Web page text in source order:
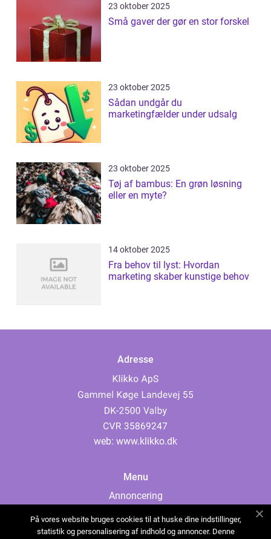
23 oktober 2025
Små gaver der gør en stor forskel
23 oktober 2025
Sådan undgår du
marketingfælder under udsalg
23 oktober 2025
Tøj af bambus: En grøn løsning
eller en myte?
14 oktober 2025
Fra behov til lyst: Hvordan
marketing skaber kunstige behov
Adresse
web: www.klikko.dk
Menu
Annoncering
Cookies
På vores website bruges cookies til at huske dine indstillinger,
statistik og personalisering af indhold og annoncer. Denne